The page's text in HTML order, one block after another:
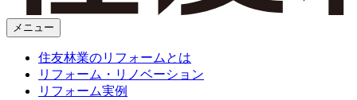
メニュー
住友林業のリフォームとは
リフォーム・リノベーション
リフォーム実例